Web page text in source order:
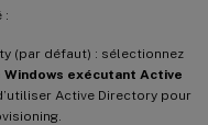
:
(par défaut) : sélectionnez
Windows exécutant Active
Active Directory pour